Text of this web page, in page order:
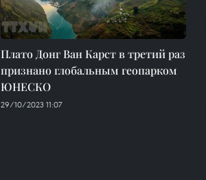
Плато Донг Ван Карст в третий раз
признано глобальным геопарком
ЮНЕСКО
29/10/2023 11:07